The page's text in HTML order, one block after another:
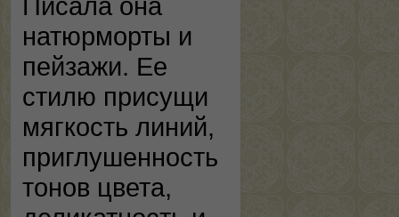
натюрморты и
пейзажи. Ее
стилю присущи
мягкость линий,
приглушенность
тонов цвета,